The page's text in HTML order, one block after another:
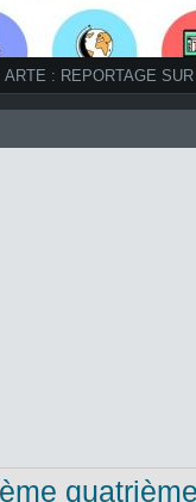
ARTE : REPORTAGE
DANS
08/03/2014